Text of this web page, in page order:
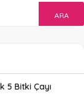
5 Bitki Çayı